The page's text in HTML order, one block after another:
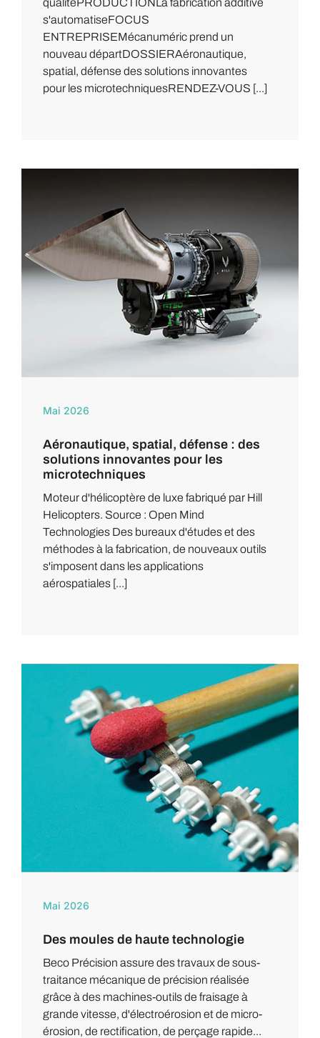
s'automatiseFOCUS
ENTREPRISEMécanuméric prend un
nouveau départDOSSIERAéronautique,
spatial, défense des solutions innovantes
pour les microtechniquesRENDEZ-VOUS [...]
Mai 2026
Aéronautique, spatial, défense : des
solutions innovantes pour les
microtechniques
Moteur d'hélicoptère de luxe fabriqué par Hill
Helicopters. Source : Open Mind
Technologies Des bureaux d'études et des
méthodes à la fabrication, de nouveaux outils
s'imposent dans les applications
aérospatiales [...]
Mai 2026
Des moules de haute technologie
Beco Précision assure des travaux de sous-
traitance mécanique de précision réalisée
grâce à des machines-outils de fraisage à
grande vitesse, d'électroérosion et de micro-
érosion, de rectification, de perçage rapide...